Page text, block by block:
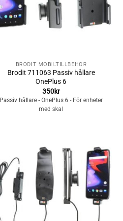
BRODIT MOBILTILLBEHÖR
Brodit 711063 Passiv hållare
OnePlus 6
350kr
Passiv hållare - OnePlus 6 - För enheter
med skal
Lägg till i
önskelistan